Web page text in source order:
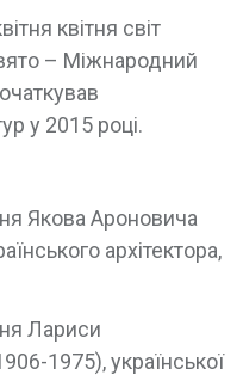
квітня світ
– Міжнародний
у 2015 році.
Якова Ароновича
архітектора,
Лариси
1975), української